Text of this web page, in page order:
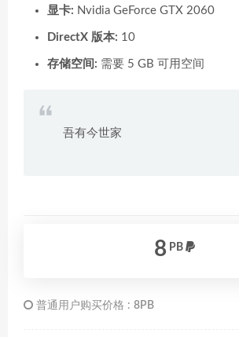
显卡: Nvidia GeForce GTX 2060
DirectX 版本: 10
存储空间: 需要 5 GB 可用空间
吾有今世家
8 PB
普通用户购买价格 : 8PB